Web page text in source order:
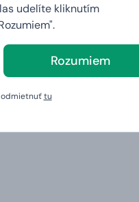
udelíte kliknutím
Rozumiem
odmietnuťtu
cm Váha: